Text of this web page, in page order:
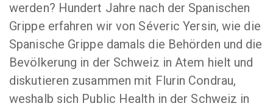
werden? Hundert Jahre nach der Spanischen
Grippe erfahren wir von Séveric Yersin, wie die
Spanische Grippe damals die Behörden und die
Bevölkerung in der Schweiz in Atem hielt und
diskutieren zusammen mit Flurin Condrau,
weshalb sich Public Health in der Schweiz in